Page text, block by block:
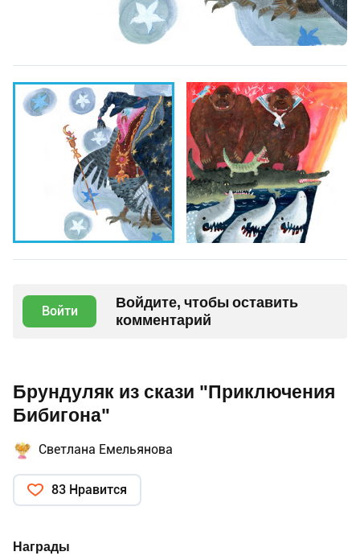
Войти
Войдите, чтобы оставить
комментарий
Брундуляк из скази "Приключения
Бибигона"
Светлана Емельянова
83 Нравится
Награды